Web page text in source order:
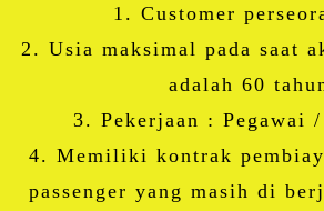
1. Customer
2. Usia maksimal pada saat
adalah 60
3. Pekerjaan : Pegawai
4. Memiliki kontrak
passenger yang masih di